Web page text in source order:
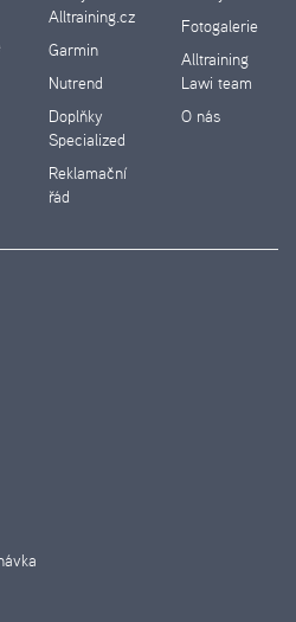
Alltraining.cz
Garmin
Nutrend
Doplňky
Specialized
Reklamační
řád
Fotogalerie
Alltraining
Lawi team
O nás